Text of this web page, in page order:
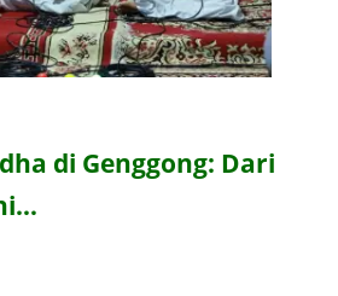
di Genggong: Dari